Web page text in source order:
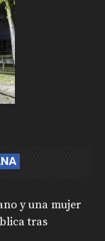
y una mujer
tras